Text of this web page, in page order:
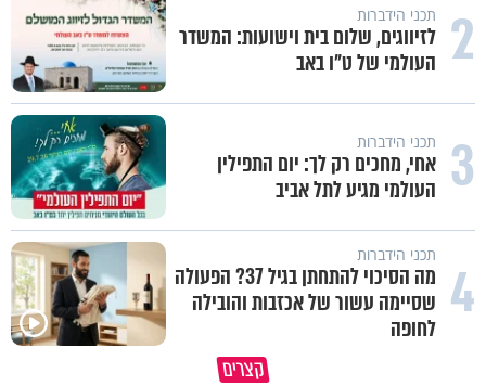
2 תכני הידברות
לזיווגים, שלום בית וישועות: המשדר
העולמי של ט"ו באב
3 תכני הידברות
אחי, מחכים רק לך: יום התפילין
העולמי מגיע לתל אביב
4 תכני הידברות
מה הסיכוי להתחתן בגיל 37? הפעולה
שסיימה עשור של אכזבות והובילה
לחופה
קצרים
סגולה בבוקר להסרת חששות ופחדים
במבט לאחור - האם התקופה